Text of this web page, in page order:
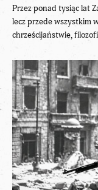
Przez ponad tysiąc lat
lecz przede wszystkim
chrześcijaństwie,